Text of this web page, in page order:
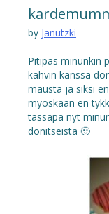
by Janutzki
Pitipäs minunkin
kahvin kanssa
mausta ja siksi
myöskään en
tässäpä nyt
donitseista 🙂